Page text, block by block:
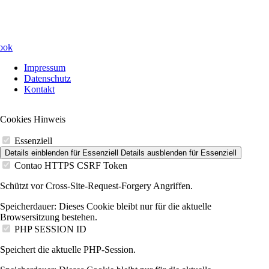
überspringen
Impressum
Datenschutz
Kontakt
Cookies Hinweis
Essenziell
Details einblenden für Essenziell Details ausblenden für Essenziell
Contao HTTPS CSRF Token
Schützt vor Cross-Site-Request-Forgery Angriffen.
Speicherdauer: Dieses Cookie bleibt nur für die aktuelle
Browsersitzung bestehen.
PHP SESSION ID
Speichert die aktuelle PHP-Session.